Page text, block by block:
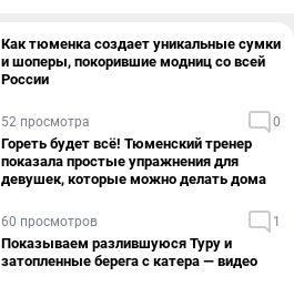
Как тюменка создает уникальные сумки
и шоперы, покорившие модниц со всей
России
52 просмотра 0
Гореть будет всё! Тюменский тренер
показала простые упражнения для
девушек, которые можно делать дома
60 просмотров 1
Показываем разлившуюся Туру и
затопленные берега с катера — видео